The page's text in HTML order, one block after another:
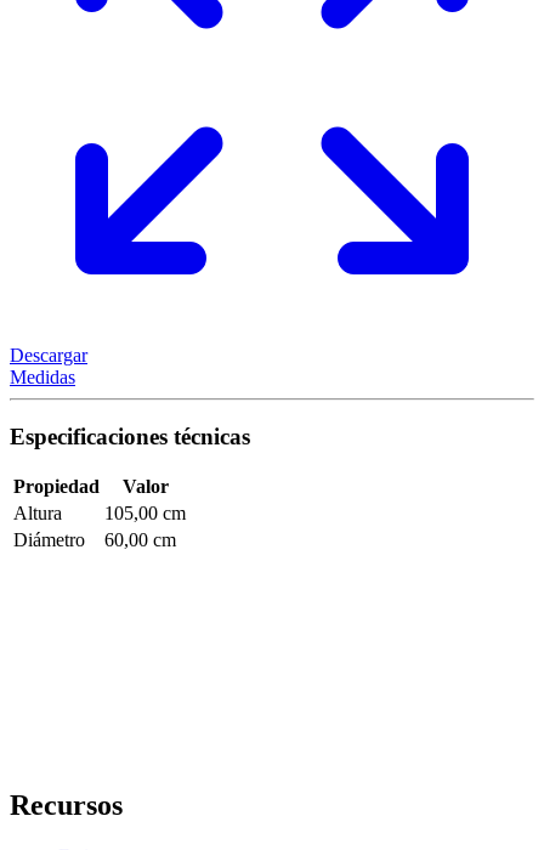
Descargar
Medidas
Especificaciones técnicas
Propiedad
Valor
Altura
105,00 cm
Diámetro
60,00 cm
Recursos